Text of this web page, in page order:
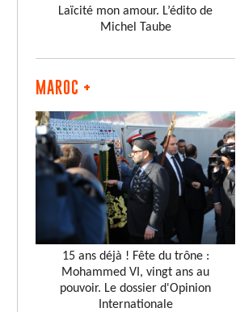
Laïcité mon amour. L’édito de
Michel Taube
MAROC +
15 ans déjà ! Fête du trône :
Mohammed VI, vingt ans au
pouvoir. Le dossier d'Opinion
Internationale